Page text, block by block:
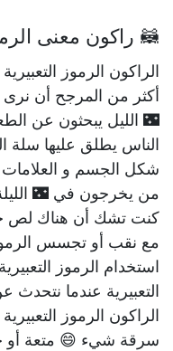
🦝 راكون معنى
الراكون الرموز
أكثر من المرجح أن
🌃 الليل يبحثون عن
الناس يطلق عليها سلة
شكل الجسم و
من يخرجون في 🌃
كنت تشك أن هناك
مع نقب أو تجسس الرموز
استخدام الرموز
التعبيرية عندما
الراكون الرموز
سرقة شيء 😄 متعة أو